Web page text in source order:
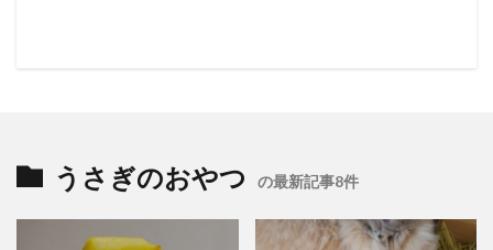
うさぎのおやつ の最新記事8件